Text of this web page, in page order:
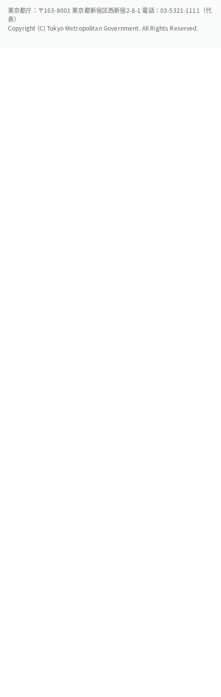
東京都庁：〒163-8001 東京都新宿区西新宿2-8-1 電話：03-5321-1111（代
表）
Copyright (C) Tokyo Metropolitan Government. All Rights Reserved.